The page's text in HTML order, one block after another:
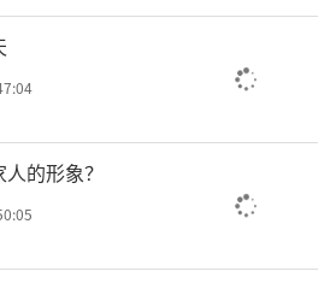
后时于所缘境心无加行任运
的形象？